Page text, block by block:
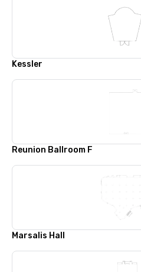
Kessler
Reunion Ballroom F
Marsalis Hall